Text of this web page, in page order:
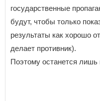
государственные
будут, чтобы только
результаты как хорошо
делает противник).
Поэтому останется